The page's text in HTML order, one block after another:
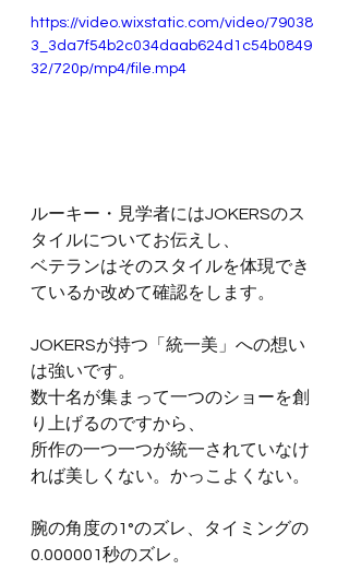
https://video.wixstatic.com/video/79038
3_3da7f54b2c034daab624d1c54b0849
32/720p/mp4/file.mp4
ルーキー・見学者にはJOKERSのス
タイルについてお伝えし、
ベテランはそのスタイルを体現でき
ているか改めて確認をします。
JOKERSが持つ「統一美」への想い
は強いです。
数十名が集まって一つのショーを創
り上げるのですから、
所作の一つ一つが統一されていなけ
れば美しくない。かっこよくない。
腕の角度の1°のズレ、タイミングの
0.000001秒のズレ。